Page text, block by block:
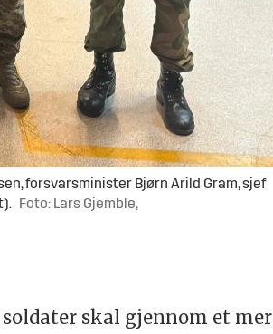
forsvarsminister Bjørn Arild Gram, sjef
Foto: Lars Gjemble,
skal gjennom et mer